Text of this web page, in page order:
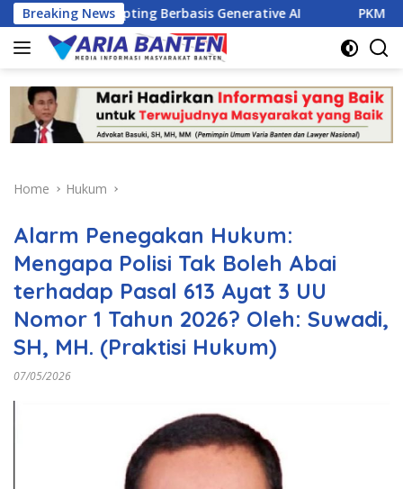
Skip
to
content
Breaking News
Berbasis Generative AI PKM Dorong Siswa
Home Hukum
Alarm Penegakan Hukum:
Mengapa Polisi Tak Boleh Abai
terhadap Pasal 613 Ayat 3 UU
Nomor 1 Tahun 2026? Oleh: Suwadi,
SH, MH. (Praktisi Hukum)
07/05/2026